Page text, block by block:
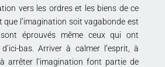
vers les ordres et les biens de ce
que l’imagination soit vagabonde est
éprouvés même ceux qui ont
bas. Arriver à calmer l’esprit, à
arrêter l’imagination font partie de